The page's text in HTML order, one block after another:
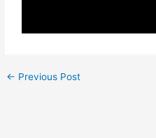
← Previous Post